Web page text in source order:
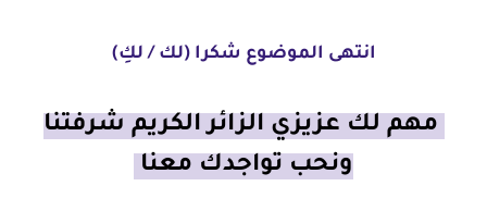
انتهى الموضوع شكرا (لك / لكِ)
مهم لك عزيزي الزائر الكريم شرفتنا
ونحب تواجدك معنا